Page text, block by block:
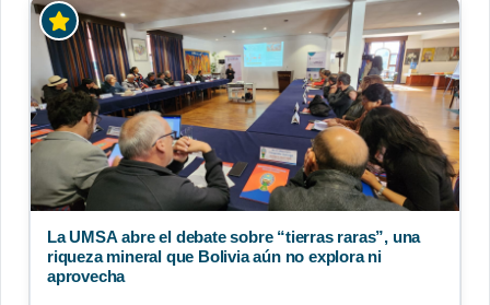
La UMSA abre el debate sobre “tierras raras”, una
riqueza mineral que Bolivia aún no explora ni
aprovecha